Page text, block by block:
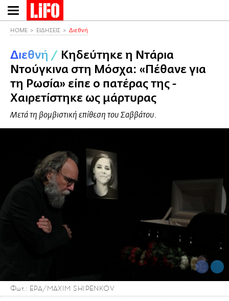
Παράκαμψη
προς
περιεχόμενο
HOME ΕΙΔΗΣΕΙΣ Διεθνή
Διεθνή / Κηδεύτηκε η Ντάρια
Ντούγκινα στη Μόσχα: «Πέθανε για
τη Ρωσία» είπε ο πατέρας της -
Χαιρετίστηκε ως μάρτυρας
Μετά τη βομβιστική επίθεση του Σαββάτου.
Φωτ.: EPA/MAXIM SHIPENKOV